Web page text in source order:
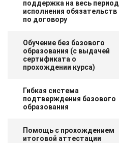
поддержка на весь период
исполнения обязательств
по договору
Обучение без базового
образования (с выдачей
сертификата о
прохождении курса)
Гибкая система
подтверждения базового
образования
Помощь с прохождением
итоговой аттестации